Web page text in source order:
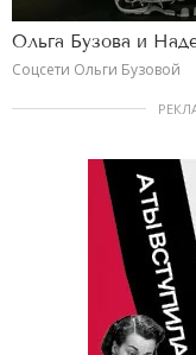
Ольга Бузова и
Соцсети Ольги Бузовой